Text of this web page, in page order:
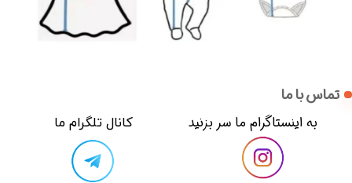
تماس با ما
​​به اینستاگرام ما سر بزنید​​​​​​​ ​کانال تلگرام ما